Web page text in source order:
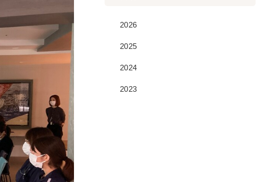
2026
2025
2024
2023